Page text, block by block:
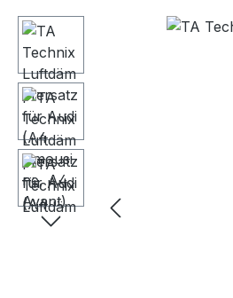
Bildergalerie überspringen